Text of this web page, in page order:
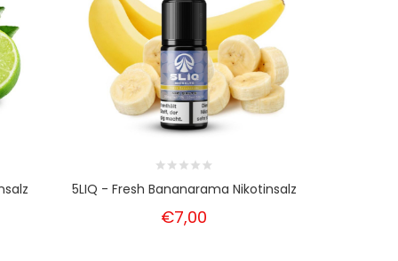
5LIQ - Fresh Bananarama Nikotinsalz
€7,00